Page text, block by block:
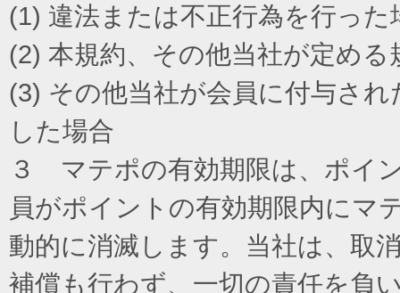
(1) 違法または不正行為を行った
(2) 本規約、その他当社が定め
(3) その他当社が会員に付与さ
した場合
３ マテポの有効期限は、ポイ
員がポイントの有効期限内にマ
動的に消滅します。当社は、取
補償も行わず、一切の責任を負